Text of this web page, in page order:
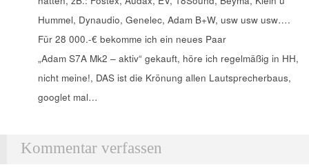
Hummel, Dynaudio, Genelec, Adam B+W, usw usw usw….
Für 28 000.-€ bekomme ich ein neues Paar
„Adam S7A Mk2 – aktiv“ gekauft, höre ich regelmäßig in HH,
nicht meine!, DAS ist die Krönung allen Lautsprecherbaus,
googlet mal…
Kommentar verfassen